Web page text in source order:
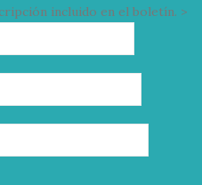
incluido en el boletín. >